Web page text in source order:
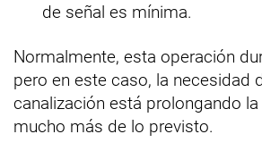
de señal es mínima.
Normalmente, esta operación
pero en este caso, la necesidad
canalización está prolongando
mucho más de lo previsto.